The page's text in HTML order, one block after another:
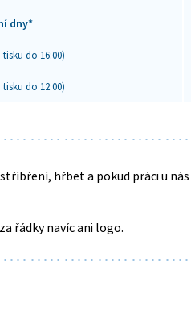
dny*
do 16:00)
do 12:00)
hřbet a pokud práci u
řádky navíc ani logo.